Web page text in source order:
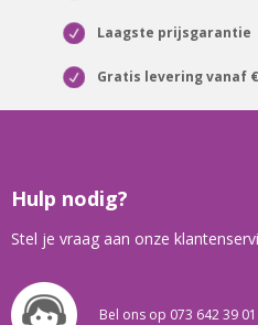
Laagste prijsgarantie
Gratis levering vanaf
Hulp nodig?
Stel je vraag aan onze
Bel ons op 073 642 39 01